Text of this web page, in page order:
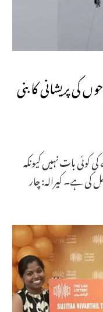
کی پریشانی کا بنی
کوئی بات نہیں کیونکہ
کی ہے۔ کیرالہ: چار